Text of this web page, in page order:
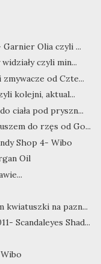
Garnier Olia czyli ...
czyli min...
od Czte...
kolejni, aktual...
ciała pod pryszn...
do rzęs od Go...
Shop 4- Wibo
Oil
kwiatuszki na pazn...
Scandaleyes Shad...